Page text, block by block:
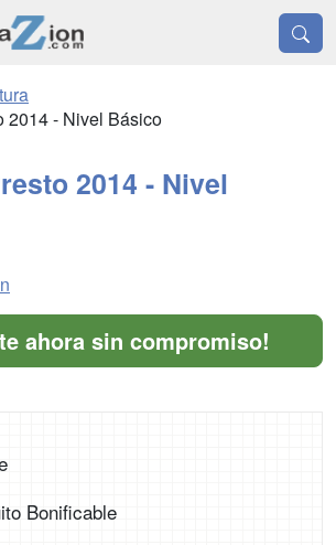
2014 - Nivel Básico
2014 - Nivel
ahora sin compromiso!
Bonificable